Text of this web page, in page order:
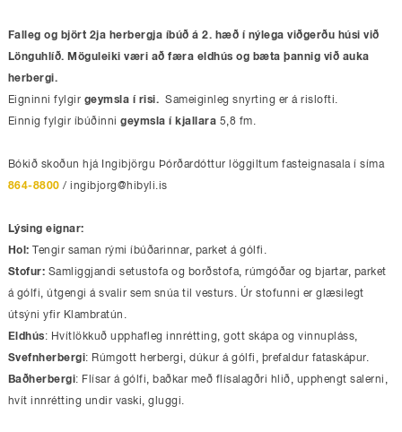
Falleg og björt 2ja herbergja íbúð á 2. hæð í nýlega viðgerðu húsi við
Lönguhlíð. Möguleiki væri að færa eldhús og bæta þannig við auka
herbergi.
Eigninni fylgir geymsla í risi. Sameiginleg snyrting er á rislofti.
Einnig fylgir íbúðinnigeymsla í kjallara 5,8 fm.
Bókið skoðun hjá Ingibjörgu Þórðardóttur löggiltum fasteignasala í síma
864-8800 /ingibjorg@hibyli.is
Lýsing eignar:
Hol:Tengir saman rými íbúðarinnar, parket á gólfi.
Stofur: Samliggjandi setustofa og borðstofa, rúmgóðar og bjartar, parket
á gólfi, útgengi á svalir sem snúa til vesturs. Úr stofunni er glæsilegt
útsýni yfir Klambratún.
Eldhús: Hvítlökkuð upphafleg innrétting, gott skápa og vinnupláss,
Svefnherbergi: Rúmgott herbergi, dúkur á gólfi, þrefaldur fataskápur.
Baðherbergi: Flísar á gólfi, baðkar með flísalagðri hlið, upphengt salerni,
hvít innrétting undir vaski, gluggi.